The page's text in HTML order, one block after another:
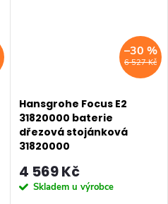
6 527 Kč
–30 %
Hansgrohe Focus E2
31820000 baterie
dřezová stojánková
31820000
4 569 Kč
Skladem u výrobce